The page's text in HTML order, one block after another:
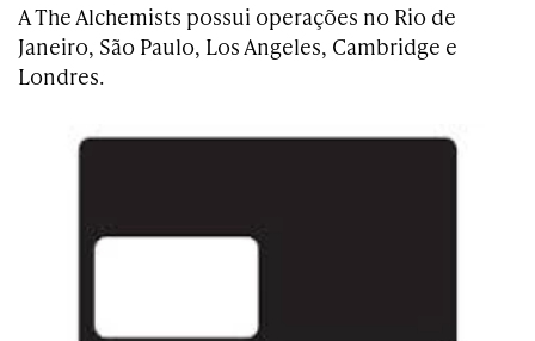
A The Alchemists possui operações no Rio de
Janeiro, São Paulo, Los Angeles, Cambridge e
Londres.